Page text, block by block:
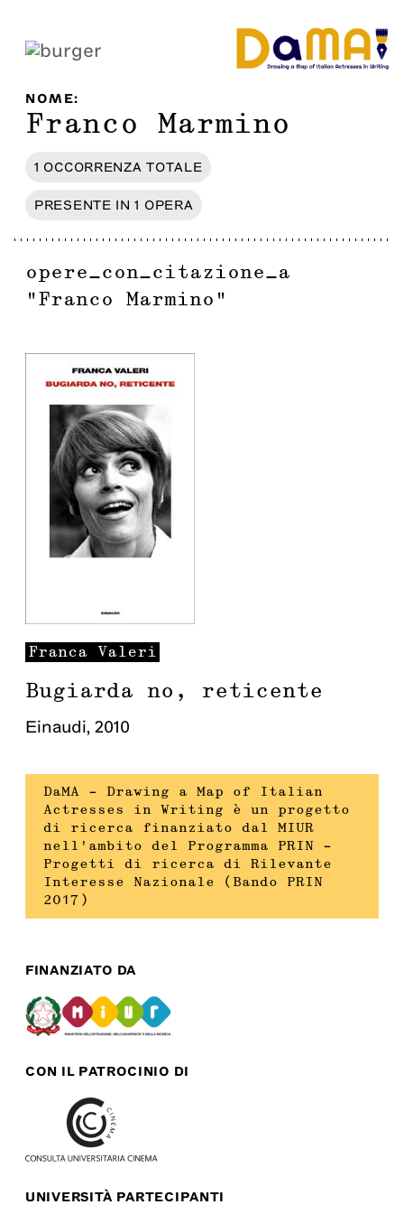
NOME:
Franco Marmino
1 OCCORRENZA TOTALE
PRESENTE IN 1 OPERA
opere_con_citazione_a
" Franco Marmino "
Franca Valeri
Bugiarda no, reticente
Einaudi, 2010
DaMA – Drawing a Map of Italian
Actresses in Writing è un progetto
di ricerca finanziato dal MIUR
nell’ambito del Programma PRIN –
Progetti di ricerca di Rilevante
Interesse Nazionale (Bando PRIN
2017)
FINANZIATO DA
CON IL PATROCINIO DI
UNIVERSITÀ PARTECIPANTI